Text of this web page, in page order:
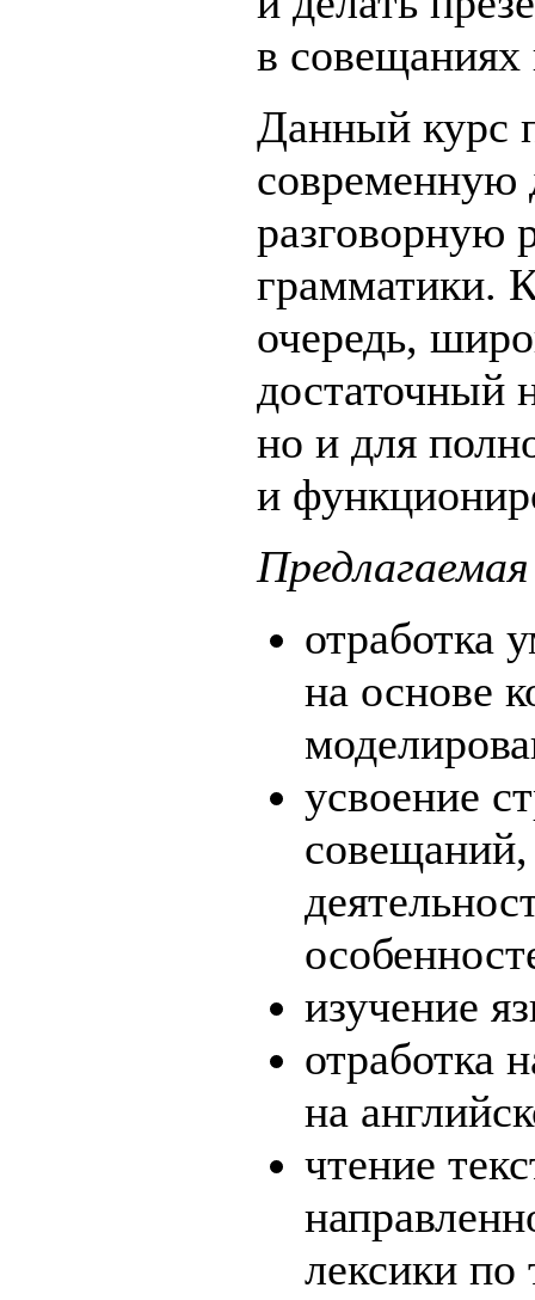
в совещаниях
Данный курс
современную
разговорную
грамматики.
очередь,
достаточный
но и для
и
отработка
на основе
усвоение
совещаний,
изучение
отработка
на
чтение
лексики по